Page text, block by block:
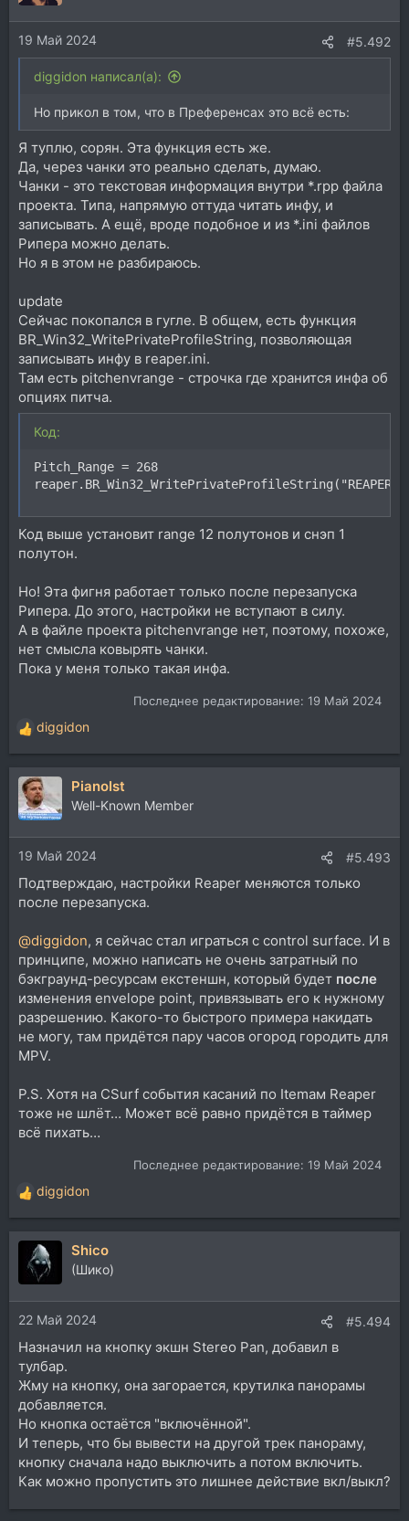
и
и
:19 Май 2024 #5.492
diggidon написал(а):
Но прикол в том, что в Преференсах это всё есть:
Я туплю, сорян. Эта функция есть же.
Да, через чанки это реально сделать, думаю.
Чанки - это текстовая информация внутри *.rpp файла
проекта. Типа, напрямую оттуда читать инфу, и
записывать. А ещё, вроде подобное и из *.ini файлов
Рипера можно делать.
Но я в этом не разбираюсь.
update
Сейчас покопался в гугле. В общем, есть функция
BR_Win32_WritePrivateProfileString, позволяющая
записывать инфу в reaper.ini.
Там есть pitchenvrange - строчка где хранится инфа об
опциях питча.
Код:
Pitch_Range = 268
Код выше установит range 12 полутонов и снэп 1
полутон.
Но! Эта фигня работает только после перезапуска
Рипера. До этого, настройки не вступают в силу.
А в файле проекта pitchenvrange нет, поэтому, похоже,
нет смысла ковырять чанки.
Пока у меня только такая инфа.
Последнее редактирование: 19 Май 2024
Р
е
а
к
ц
и
и
:
diggidon
PianoIst
Well-Known Member
19 Май 2024 #5.493
Подтверждаю, настройки Reaper меняются только
после перезапуска.
@diggidon, я сейчас стал играться с control surface. И в
принципе, можно написать не очень затратный по
бэкграунд-ресурсам екстеншн, который будет после
изменения envelope point, привязывать его к нужному
разрешению. Какого-то быстрого примера накидать
не могу, там придётся пару часов огород городить для
MPV.
P.S. Хотя на CSurf события касаний по Itemам Reaper
тоже не шлёт… Может всё равно придётся в таймер
всё пихать…
Последнее редактирование: 19 Май 2024
Р
е
а
и
и
:
diggidon
Shico
(Шико)
22 Май 2024 #5.494
Назначил на кнопку экшн Stereo Pan, добавил в
тулбар.
Жму на кнопку, она загорается, крутилка панорамы
добавляется.
Но кнопка остаётся "включённой".
И теперь, что бы вывести на другой трек панораму,
кнопку сначала надо выключить а потом включить.
Как можно пропустить это лишнее действие вкл/выкл?